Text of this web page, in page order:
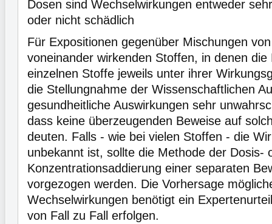
Dosen sind Wechselwirkungen entweder
oder nicht schädlich
Für Expositionen gegenüber Mischungen
voneinander wirkenden Stoffen, in denen die
einzelnen Stoffe jeweils unter ihrer
die Stellungnahme der Wissenschaftlichen
gesundheitliche Auswirkungen sehr
dass keine überzeugenden Beweise auf
deuten. Falls - wie bei vielen Stoffen - die
unbekannt ist, sollte die Methode der Dosis-
Konzentrationsaddierung einer separaten
vorgezogen werden. Die Vorhersage
Wechselwirkungen benötigt ein
von Fall zu Fall erfolgen.